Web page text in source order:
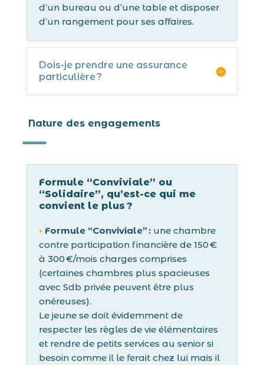
d’un bureau ou d’une table et disposer
d’un rangement pour ses affaires.
Dois-je prendre une assurance
particulière ?
Nature des engagements
K
Formule “Conviviale” ou
“Solidaire”, qu’est-ce qui me
convient le plus ?
• Formule “Conviviale” :une chambre
contre participation financière de 150 €
à 300 €/mois charges comprises
(certaines chambres plus spacieuses
avec Sdb privée peuvent être plus
onéreuses).
Le jeune se doit évidemment de
respecter les règles de vie élémentaires
et rendre de petits services au senior si
besoin comme il le ferait chez lui mais il